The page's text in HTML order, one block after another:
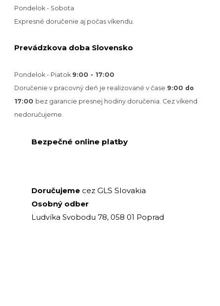
Pondelok - Sobota
Expresné doručenie aj počas víkendu.
Prevádzkova doba Slovensko
Pondelok - Piatok 9:00 - 17:00
Doručenie v pracovný deň je realizované v čase 9:00 do
17:00 bez garancie presnej hodiny doručenia. Cez víkend
nedoručujeme.
Bezpečné online platby
Doručujeme cez GLS Slovakia
Osobný odber
Ludvíka Svobodu 78, 058 01 Poprad